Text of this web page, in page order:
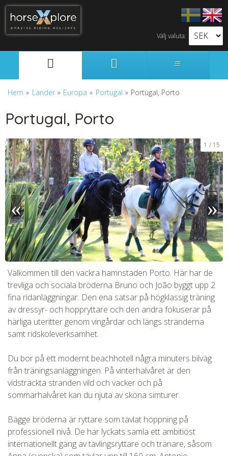
Välj valuta:
Hem » Länder » Europa » Portugal » Portugal, Porto
Portugal, Porto
CHECK tmpVideoPath=!
CHECK tmpVideoPath=!
1 15
Välkommen till den vackra hamnstaden Porto. Här har de
trevliga och sociala bröderna Bruno och João byggt upp 2
fina ridanläggningar. Den ena satsar på högklassig träning
av dressyr- och hoppryttare och den andra fokuserar på
härliga uteritter genom vingårdar och längs stränderna
samt ridskoleverksamhet.
Du bor på ett modernt beachhotell några minuters bilväg
från träningsanläggningen. På vinterhalvåret är den
vidsträckta stranden vild och vacker och på
sommarhalvåret kan du njuta av sköna simturer.
Bägge bröderna är ryttare som tävlat hoppning på
professionell nivå. De har lyckats samla ett ambitiöst
internationellt gäng av tävlingsryttare och tränare, såsom